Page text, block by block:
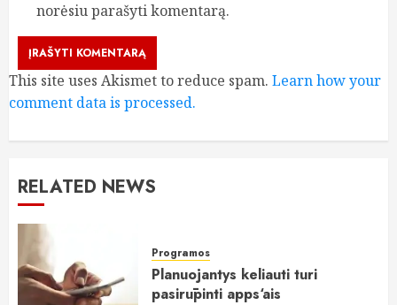
norėsiu parašyti komentarą.
This site uses Akismet to reduce spam. Learn how your
comment data is processed.
RELATED NEWS
Programos
Planuojantys keliauti turi
pasirūpinti apps‘ais